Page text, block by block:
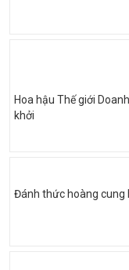
Hoa hậu Thế giới
khởi
Đánh thức hoàng cung